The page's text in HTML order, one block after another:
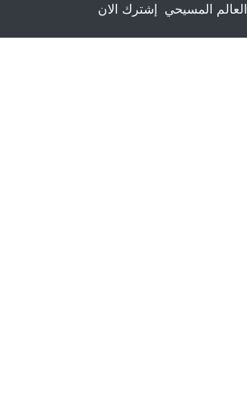
العالم المسيحي إشترك الان